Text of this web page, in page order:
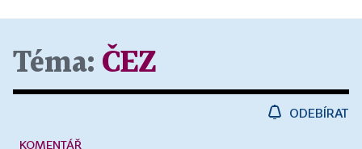
Téma: ČEZ
ODEBÍRAT
KOMENTÁŘ